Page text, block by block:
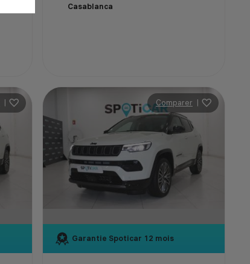
Casablanca
| Comparer |
Garantie Spoticar 12 mois